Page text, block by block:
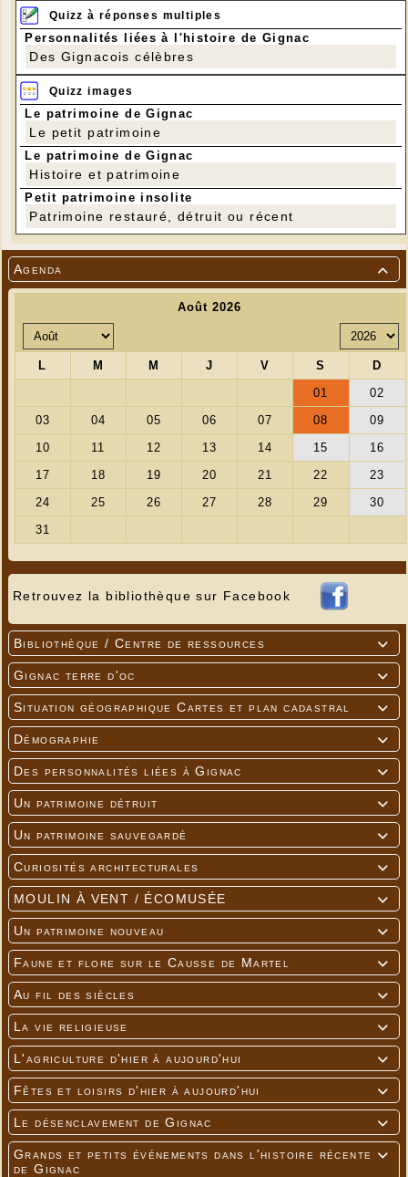

Agenda
Retrouvez la bibliothèque sur Facebook

Bibliothèque / Centre de ressources

Gignac terre d'oc

Situation géographique Cartes et plan cadastral

Démographie

Des personnalités liées à Gignac

Un patrimoine détruit

Un patrimoine sauvegardé

Curiosités architecturales

MOULIN À VENT / ÉCOMUSÉE

Un patrimoine nouveau

Faune et flore sur le Causse de Martel

Au fil des siècles

La vie religieuse

L'agriculture d'hier à aujourd'hui

Fêtes et loisirs d'hier à aujourd'hui

Le désenclavement de Gignac

Grands et petits événements dans l'histoire récente
de Gignac
Un bouquet pour la récompense
Quizz à réponses multiples
Personnalités liées à l'histoire de Gignac
Des Gignacois célèbres
Quizz images
Le patrimoine de Gignac
Le petit patrimoine
Le patrimoine de Gignac
Histoire et patrimoine
Petit patrimoine insolite
Patrimoine restauré, détruit ou récent